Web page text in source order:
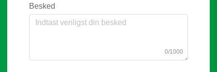
Besked
0/1000